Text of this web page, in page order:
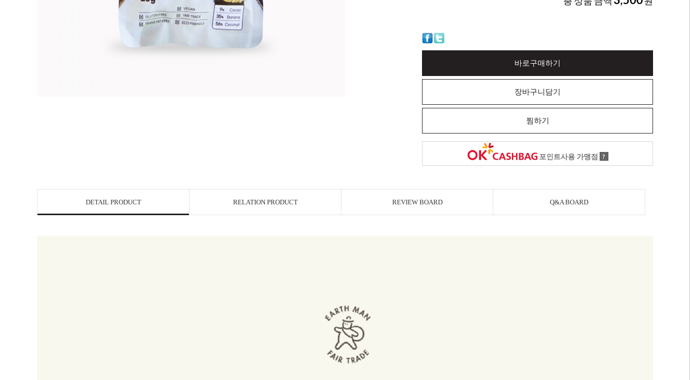
바로구매하기
장바구니담기
찜하기
포인트사용 가맹점 ?
DETAIL PRODUCT RELATION PRODUCT REVIEW BOARD Q&A BOARD